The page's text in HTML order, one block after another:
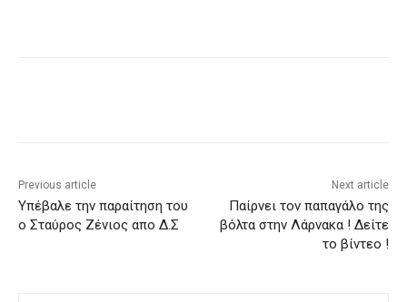
Previous article
Υπέβαλε την παραίτηση του
ο Σταύρος Ζένιος απο Δ.Σ
Next article
Παίρνει τον παπαγάλο της
βόλτα στην Λάρνακα ! Δείτε
το βίντεο !